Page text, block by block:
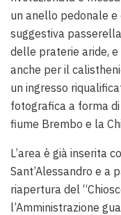
un anello pedonale e
suggestiva
delle praterie aride,
anche per il
un ingresso
fotografica a forma
fiume Brembo e la
L’area è già inserita
Sant’Alessandro e a
riapertura del
l’Amministrazione